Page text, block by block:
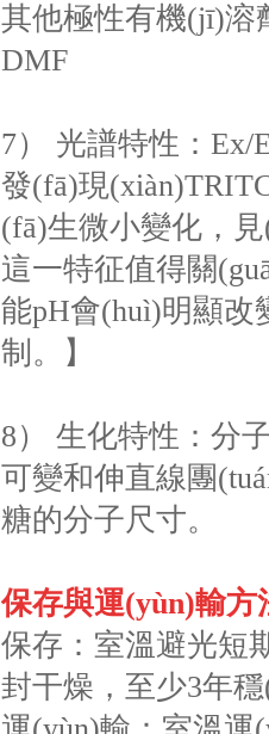
其他極性有機(jī)溶
DMF
7） 光譜特性：Ex/
發(fā)現
(fā)生微小變化，
這一特征值得關
能pH會(huì)明顯改
制。】
8） 生化特性：分
可變和伸直線團
糖的分子尺寸。
保存與運(yùn)輸方
保存：室溫避光短
封干燥，至少3年